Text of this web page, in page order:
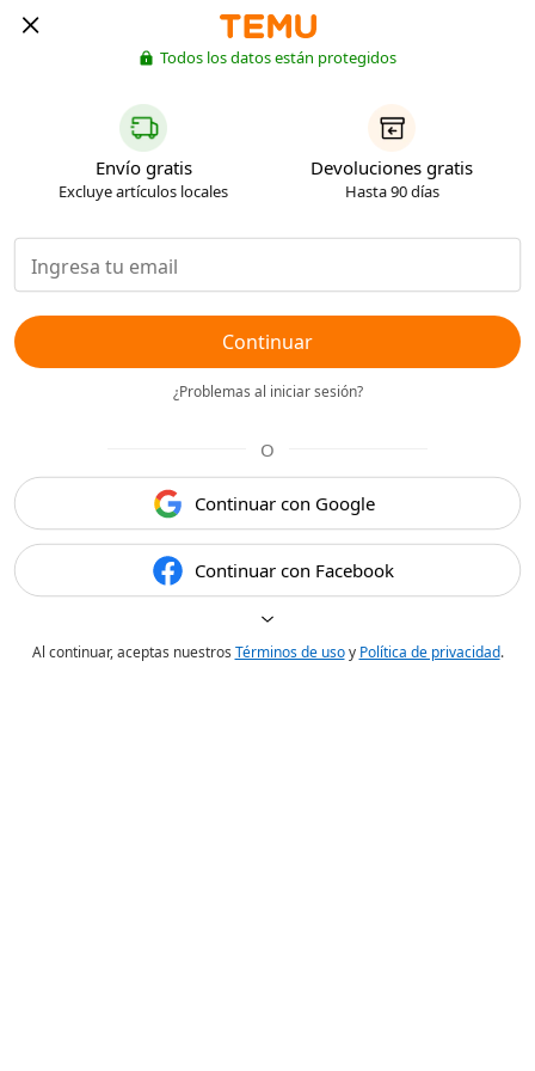
Todos los datos están protegidos
Envío gratis
Excluye artículos locales
Devoluciones gratis
Hasta 90 días
Continuar
¿Problemas al iniciar sesión?
O
Continuar con Google
Continuar con Facebook
Al continuar, aceptas nuestros Términos de usoy Política de privacidad.